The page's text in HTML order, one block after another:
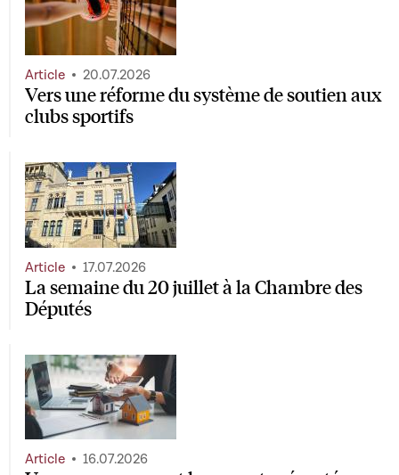
Vers une réforme du système de soutien aux
clubs sportifs
Article 20.07.2026
La semaine du 20 juillet à la Chambre des
Députés
Article 17.07.2026
Article 16.07.2026